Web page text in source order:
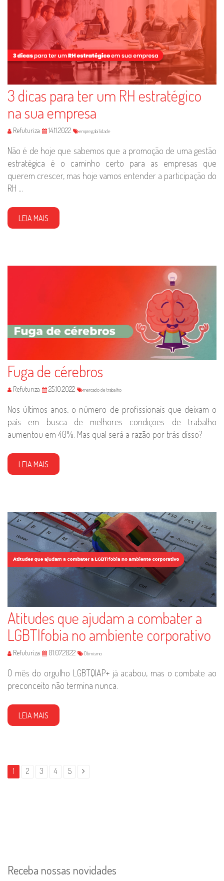
3 dicas para ter um RH estratégico
na sua empresa
Refuturiza 14.11.2022 empregabilidade
Não é de hoje que sabemos que a promoção de uma gestão
estratégica é o caminho certo para as empresas que
querem crescer, mas hoje vamos entender a participação do
RH ...
LEIA MAIS
Fuga de cérebros
Refuturiza 25.10.2022 mercado de trabalho
Nos últimos anos, o número de profissionais que deixam o
país em busca de melhores condições de trabalho
aumentou em 40%. Mas qual será a razão por trás disso?
LEIA MAIS
Atitudes que ajudam a combater a
LGBTIfobia no ambiente corporativo
Refuturiza 01.07.2022 Otimismo
O mês do orgulho LGBTQIAP+ já acabou, mas o combate ao
preconceito não termina nunca.
LEIA MAIS
1 2 3 4 5
Receba nossas novidades